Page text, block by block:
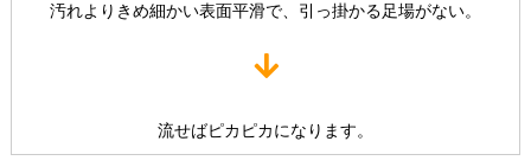
汚れよりきめ細かい表面平滑で、引っ掛かる足場がない。
流せばピカピカになります。